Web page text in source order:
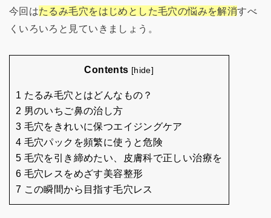
今回はたるみ毛穴をはじめとした毛穴の悩みを解消すべ
くいろいろと見ていきましょう。
Contents [hide]
1 たるみ毛穴とはどんなもの？
2 男のいちご鼻の治し方
3 毛穴をきれいに保つエイジングケア
4 毛穴パックを頻繁に使うと危険
5 毛穴を引き締めたい、皮膚科で正しい治療を
6 毛穴レスをめざす美容整形
7 この瞬間から目指す毛穴レス